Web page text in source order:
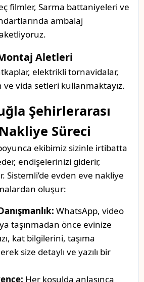
filmler, Sarma battaniyeleri ve
ambalaj
Aletleri
elektrikli tornavidalar,
ve vida setleri kullanmaktayız.
Şehirlerarası
Süreci
ekibimiz sizinle irtibatta
endişelerinizi giderir,
Sistemli’de evden eve nakliye
oluşur:
WhatsApp, video
taşınmadan önce evinize
kat bilgilerini, taşıma
size detaylı ve yazılı bir
Her koşulda anlaşınca